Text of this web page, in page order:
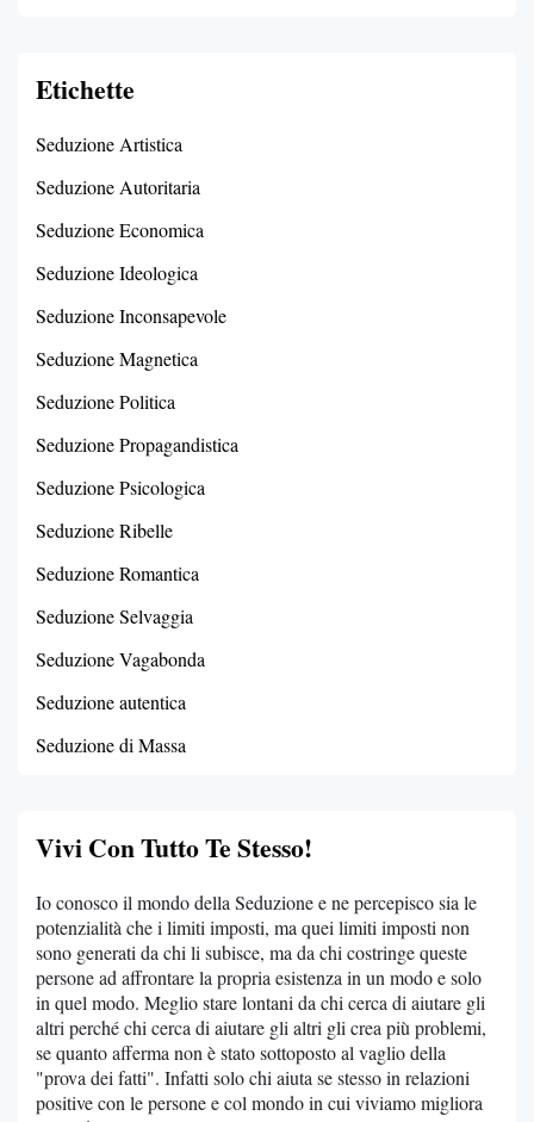
Etichette
Seduzione Artistica
Seduzione Autoritaria
Seduzione Economica
Seduzione Ideologica
Seduzione Inconsapevole
Seduzione Magnetica
Seduzione Politica
Seduzione Propagandistica
Seduzione Psicologica
Seduzione Ribelle
Seduzione Romantica
Seduzione Selvaggia
Seduzione Vagabonda
Seduzione autentica
Seduzione di Massa
Vivi Con Tutto Te Stesso!
Io conosco il mondo della Seduzione e ne percepisco sia le
potenzialità che i limiti imposti, ma quei limiti imposti non
sono generati da chi li subisce, ma da chi costringe queste
persone ad affrontare la propria esistenza in un modo e solo
in quel modo. Meglio stare lontani da chi cerca di aiutare gli
altri perché chi cerca di aiutare gli altri gli crea più problemi,
se quanto afferma non è stato sottoposto al vaglio della
"prova dei fatti". Infatti solo chi aiuta se stesso in relazioni
positive con le persone e col mondo in cui viviamo migliora